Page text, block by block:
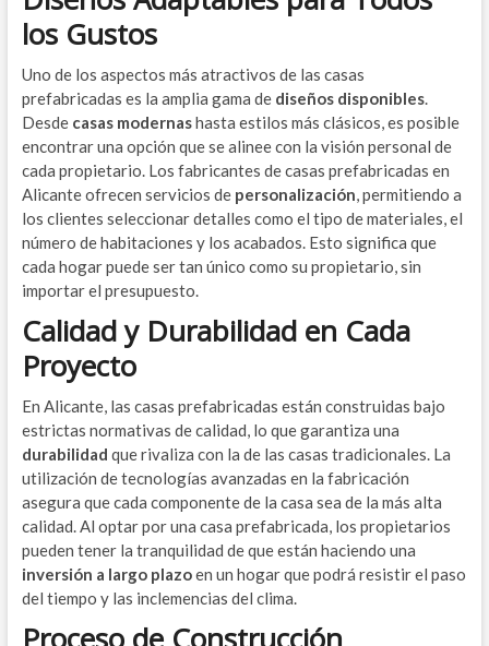
los Gustos
Uno de los aspectos más atractivos de las casas
prefabricadas es la amplia gama de diseños disponibles.
Desde casas modernashasta estilos más clásicos, es posible
encontrar una opción que se alinee con la visión personal de
cada propietario. Los fabricantes de casas prefabricadas en
Alicante ofrecen servicios de personalización, permitiendo a
los clientes seleccionar detalles como el tipo de materiales, el
número de habitaciones y los acabados. Esto significa que
cada hogar puede ser tan único como su propietario, sin
importar el presupuesto.
Calidad y Durabilidad en Cada
Proyecto
En Alicante, las casas prefabricadas están construidas bajo
estrictas normativas de calidad, lo que garantiza una
durabilidad que rivaliza con la de las casas tradicionales. La
utilización de tecnologías avanzadas en la fabricación
asegura que cada componente de la casa sea de la más alta
calidad. Al optar por una casa prefabricada, los propietarios
pueden tener la tranquilidad de que están haciendo una
inversión a largo plazoen un hogar que podrá resistir el paso
del tiempo y las inclemencias del clima.